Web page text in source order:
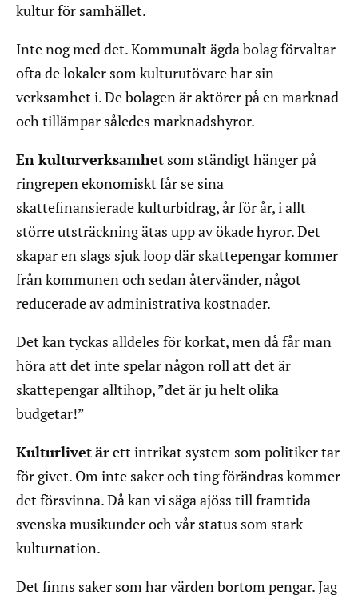
kultur för samhället.
Inte nog med det. Kommunalt ägda bolag förvaltar
ofta de lokaler som kulturutövare har sin
verksamhet i. De bolagen är aktörer på en marknad
och tillämpar således marknadshyror.
En kulturverksamhet som ständigt hänger på
ringrepen ekonomiskt får se sina
skattefinansierade kulturbidrag, år för år, i allt
större utsträckning ätas upp av ökade hyror. Det
skapar en slags sjuk loop där skattepengar kommer
från kommunen och sedan återvänder, något
reducerade av administrativa kostnader.
Det kan tyckas alldeles för korkat, men då får man
höra att det inte spelar någon roll att det är
skattepengar alltihop, ”det är ju helt olika
budgetar!”
Kulturlivetärett intrikat system som politiker tar
för givet. Om inte saker och ting förändras kommer
det försvinna. Då kan vi säga ajöss till framtida
svenska musikunder och vår status som stark
kulturnation.
Det finns saker som har värden bortom pengar. Jag